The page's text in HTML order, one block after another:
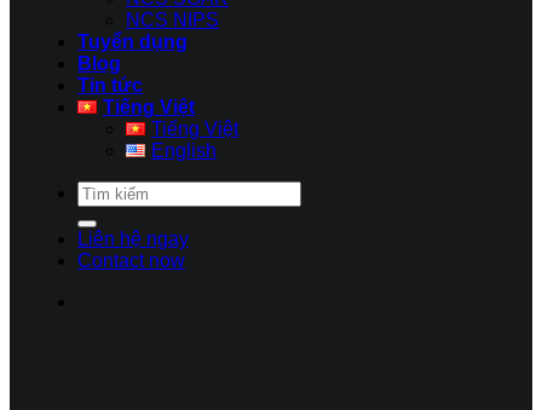
NCS NIPS
Tuyển dụng
Blog
Tin tức
Tiếng Việt
Tiếng Việt
English
Liên hệ ngay
Contact now